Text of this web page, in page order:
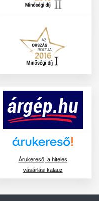
Árukereső, a hiteles
vásárlási kalauz